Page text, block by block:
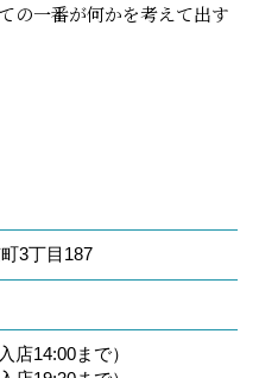
の一番が何かを考えて出す
3丁目187
店14:00まで）